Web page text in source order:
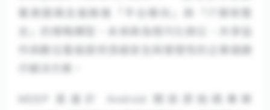
著奧圖碼全面推進「平台導向」與「IT環境整
合」的策略轉型，未來將為現代化辦公、共享協
作與數位看板提供頂級安全與管理性的企業級顯
示解決方案。
MDEP 是基於 Android 開放原始碼專案